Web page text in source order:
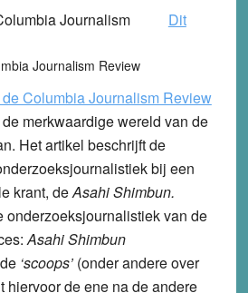
Journalism Review
Dit
Columbia Journalism Review
merkwaardige wereld van de
Het artikel beschrijft de
bij een
krant, deAsahi Shimbun.
onderzoeksjournalistiek van de
Asahi Shimbun
‘scoops’(onder andere over
hiervoor de ene na de andere